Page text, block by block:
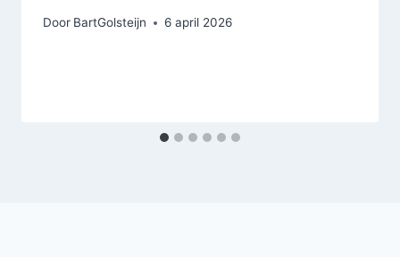
Door BartGolsteijn 6 april 2026